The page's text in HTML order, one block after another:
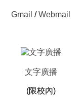
Gmail/Webmail
文字廣播
(限校內)